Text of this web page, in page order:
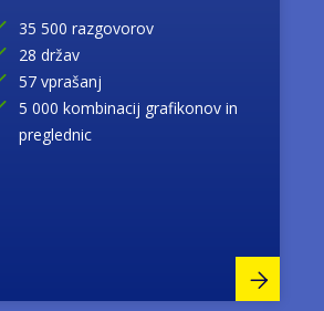
35 500 razgovorov
28 držav
57 vprašanj
5 000 kombinacij grafikonov in
preglednic